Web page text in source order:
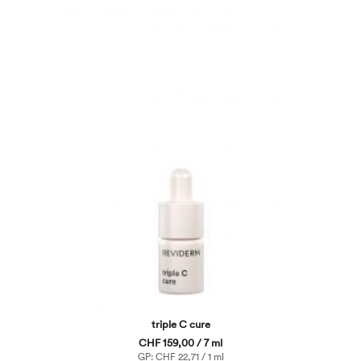
triple C cure
CHF 159,00 / 7 ml
GP: CHF 22,71 / 1 ml